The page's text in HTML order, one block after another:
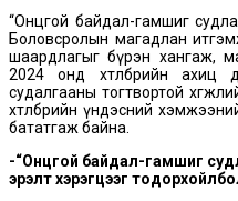
“Онцгой байдал-гамшиг
Боловсролын магадлан
шаардлагыг бүрэн хангаж,
2024 онд хөтөлбөрийн ахиц
судалгааны тогтвортой
хөтөлбөрийн үндэсний
бататгаж байна.
-“Онцгой байдал-гамшиг
эрэлт хэрэгцээг